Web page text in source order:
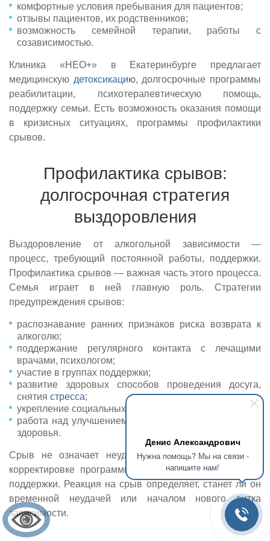
Денис Александрович
Нужна помощь? Мы на связи -
напишите нам!
комфортные условия пребывания для пациентов;
отзывы пациентов, их родственников;
возможность семейной терапии, работы с
созависимостью.
Клиника «НЕО+» в Екатеринбурге предлагает
медицинскую детоксикацию, долгосрочные программы
реабилитации, психотерапевтическую помощь,
поддержку семьи. Есть возможность оказания помощи
в кризисных ситуациях, программы профилактики
срывов.
Профилактика срывов:
долгосрочная стратегия
выздоровления
Выздоровление от алкогольной зависимости —
процесс, требующий постоянной работы, поддержки.
Профилактика срывов — важная часть этого процесса.
Семья играет в ней главную роль. Стратегии
предупреждения срывов:
распознавание ранних признаков риска возврата к
алкоголю;
поддержание регулярного контакта с лечащими
врачами, психологом;
участие в группах поддержки;
развитие здоровых способов проведения досуга,
снятия стресса;
укрепление социальных связей, трезвых отношений;
работа над улучшением физического и психического
здоровья.
Срыв не означает неудачу лечения. Это сигнал о
корректировке программы восстановления, усилении
поддержки. Реакция на срыв определяет, станет ли он
временной неудачей или началом нового витка
зависимости.